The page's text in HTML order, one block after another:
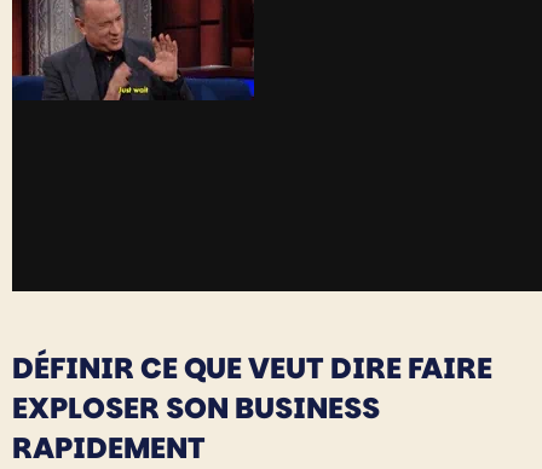
DÉFINIR CE QUE VEUT DIRE FAIRE
EXPLOSER SON BUSINESS
RAPIDEMENT